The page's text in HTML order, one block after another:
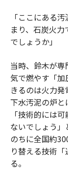
「ここにある
まり、石炭火
でしょうか」
当時、鈴木が
気で燃やす「
きるのは火力
下水汚泥の炉
「技術的には
ないでしょう」
のちに全国約
り替える技術
る。